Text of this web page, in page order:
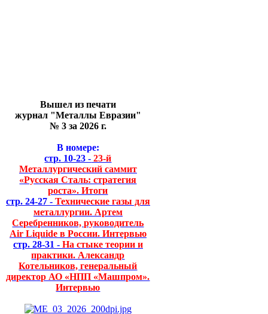
Вышел из печати
журнал "Металлы Евразии"
№ 3 за 2026 г.
В номере:
стр. 10-23 - 23-й
Металлургический саммит
«Русская Сталь: стратегия
роста». Итоги
стр. 24-27 - Технические газы для
металлургии. Артем
Серебренников, руководитель
Air Liquide в России. Интервью
стр. 28-31 - На стыке теории и
практики. Александр
Котельников, генеральный
директор АО «НПП «Машпром».
Интервью